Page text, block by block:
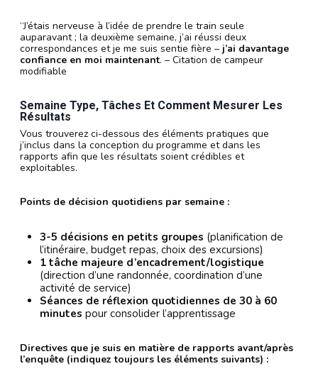
“J’étais nerveuse à l’idée de prendre le train seule
auparavant ; la deuxième semaine, j’ai réussi deux
correspondances et je me suis sentie fière – j’ai davantage
confiance en moi maintenant. – Citation de campeur
modifiable
Semaine Type, Tâches Et Comment Mesurer Les
Résultats
Vous trouverez ci-dessous des éléments pratiques que
j’inclus dans la conception du programme et dans les
rapports afin que les résultats soient crédibles et
exploitables.
Points de décision quotidiens par semaine :
3-5 décisions en petits groupes (planification de
l’itinéraire, budget repas, choix des excursions)
1 tâche majeure d’encadrement/logistique
(direction d’une randonnée, coordination d’une
activité de service)
Séances de réflexion quotidiennes de 30 à 60
minutes pour consolider l’apprentissage
Directives que je suis en matière de rapports avant/après
l’enquête (indiquez toujours les éléments suivants) :